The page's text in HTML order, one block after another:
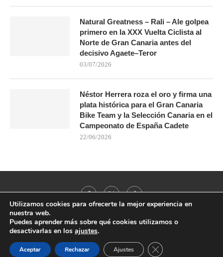
Natural Greatness – Rali – Ale golpea
primero en la XXX Vuelta Ciclista al
Norte de Gran Canaria antes del
decisivo Agaete–Teror
03/07/2026
Néstor Herrera roza el oro y firma una
plata histórica para el Gran Canaria
Bike Team y la Selección Canaria en el
Campeonato de España Cadete
22/06/2026
@2021 - All Right Reserved. Designed and Developed by
BACK TO TOP
Utilizamos cookies para ofrecerte la mejor experiencia en
nuestra web.
Puedes aprender más sobre qué cookies utilizamos o
desactivarlas en los ajustes.
Aceptar Rechazar Ajustes CERRAR EL